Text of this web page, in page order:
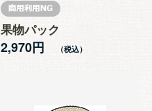
果物パック
2,970円